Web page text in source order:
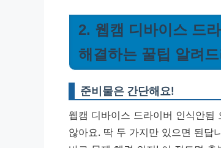
2. 웹캠 디바이스 드
해결하는 꿀팁 알려
준비물은 간단해요!
웹캠 디바이스 드라이버 인식안됨
않아요. 딱 두 가지만 있으면 된답